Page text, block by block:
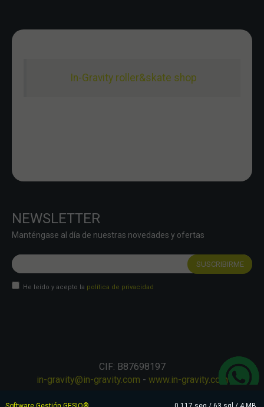
In-Gravity roller&skate shop
NEWSLETTER
Manténgase al día de nuestras novedades y ofertas
He leído y acepto la política de privacidad
CIF: B87698197
in-gravity@in-gravity.com - www.in-gravity.com